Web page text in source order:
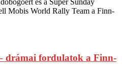
Mobis World Rally Team a Finn-
drámai fordulatok a Finn-